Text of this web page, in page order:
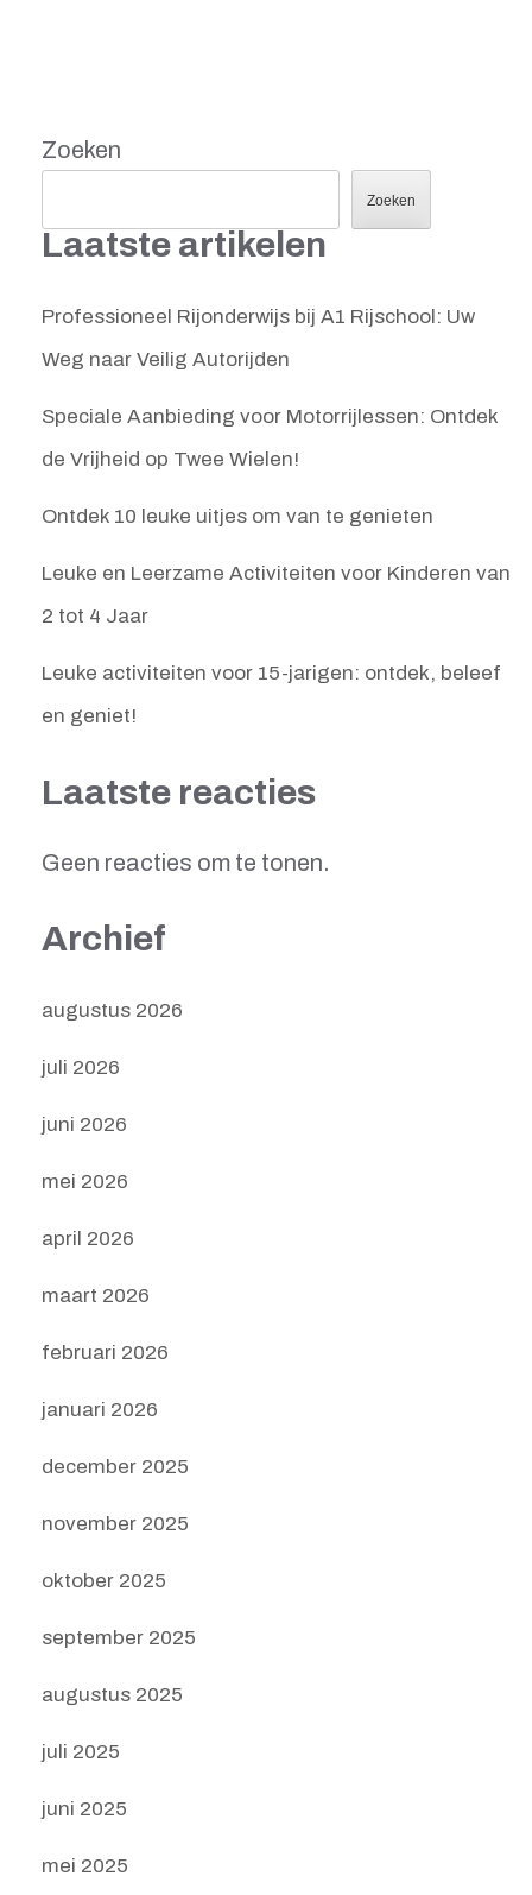
Zoeken
Zoeken
Laatste artikelen
Professioneel Rijonderwijs bij A1 Rijschool: Uw
Weg naar Veilig Autorijden
Speciale Aanbieding voor Motorrijlessen: Ontdek
de Vrijheid op Twee Wielen!
Ontdek 10 leuke uitjes om van te genieten
Leuke en Leerzame Activiteiten voor Kinderen van
2 tot 4 Jaar
Leuke activiteiten voor 15-jarigen: ontdek, beleef
en geniet!
Laatste reacties
Geen reacties om te tonen.
Archief
augustus 2026
juli 2026
juni 2026
mei 2026
april 2026
maart 2026
februari 2026
januari 2026
december 2025
november 2025
oktober 2025
september 2025
augustus 2025
juli 2025
juni 2025
mei 2025